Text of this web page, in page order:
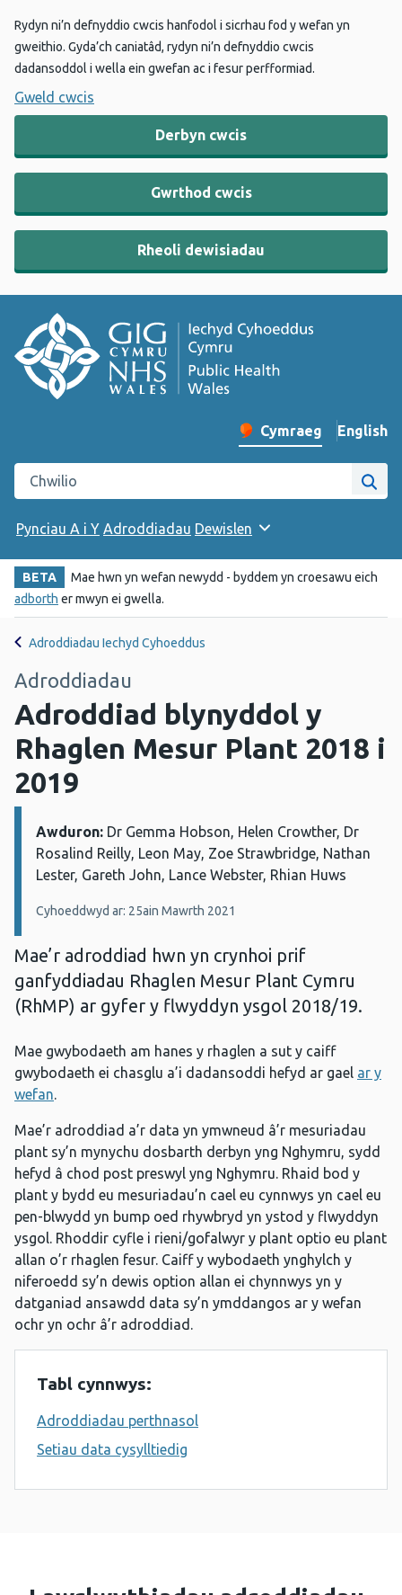
Rydyn ni’n defnyddio cwcis hanfodol i sicrhau fod y wefan yn
gweithio. Gyda’ch caniatâd, rydyn ni’n defnyddio cwcis
dadansoddol i wella ein gwefan ac i fesur perfformiad.
Gweld cwcis
Derbyn cwcis
Gwrthod cwcis
Rheoli dewisiadau
Newid iaith y wefan
Cymraeg English
–
Chwilio gwefan Iechyd Cyhoeddus Cymru
Pynciau A i Y Adroddiadau Dewislen
BETA
Mae hwn yn wefan newydd - byddem yn croesawu eich
adborth er mwyn ei gwella.
Adroddiadau Iechyd Cyhoeddus
Adroddiadau
Adroddiad blynyddol y
Rhaglen Mesur Plant 2018 i
2019
Manylion:
Awduron: Dr Gemma Hobson, Helen Crowther, Dr
Rosalind Reilly, Leon May, Zoe Strawbridge, Nathan
Lester, Gareth John, Lance Webster, Rhian Huws
Cyhoeddwyd ar: 25ain Mawrth 2021
Mae’r adroddiad hwn yn crynhoi prif
ganfyddiadau Rhaglen Mesur Plant Cymru
(RhMP) ar gyfer y flwyddyn ysgol 2018/19.
Mae gwybodaeth am hanes y rhaglen a sut y caiff
gwybodaeth ei chasglu a’i dadansoddi hefyd ar gael ar y
wefan.
Mae’r adroddiad a’r data yn ymwneud â’r mesuriadau
plant sy’n mynychu dosbarth derbyn yng Nghymru, sydd
hefyd â chod post preswyl yng Nghymru. Rhaid bod y
plant y bydd eu mesuriadau’n cael eu cynnwys yn cael eu
pen-blwydd yn bump oed rhywbryd yn ystod y flwyddyn
ysgol. Rhoddir cyfle i rieni/gofalwyr y plant optio eu plant
allan o’r rhaglen fesur. Caiff y wybodaeth ynghylch y
niferoedd sy’n dewis option allan ei chynnwys yn y
datganiad ansawdd data sy’n ymddangos ar y wefan
ochr yn ochr â’r adroddiad.
Tabl cynnwys:
Adroddiadau perthnasol
Setiau data cysylltiedig